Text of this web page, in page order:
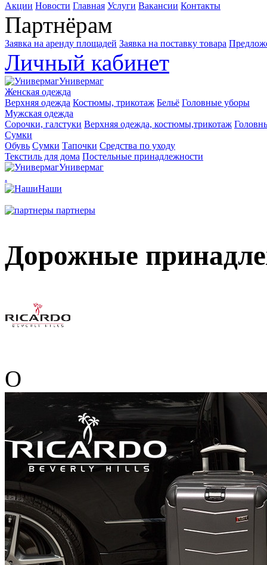
Акции Новости Главная Услуги Вакансии Контакты
Партнёрам
Заявка на аренду площадей Заявка на поставку товара
Личный кабинет
Универмаг
Женская одежда
Верхняя одежда Костюмы, трикотаж Бельё Головные уборы
Мужская одежда
Сорочки, галстуки Верхняя одежда, костюмы,трикотаж
Сумки
Обувь Сумки Тапочки Средства по уходу
Текстиль для дома Постельные принадлежности
Универмаг
.
Наши
партнеры
Дорожные
О